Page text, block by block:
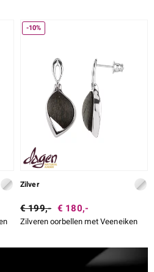
-10%
Zilver
€ 199,- € 180,-
Zilveren oorbellen met Veeneiken